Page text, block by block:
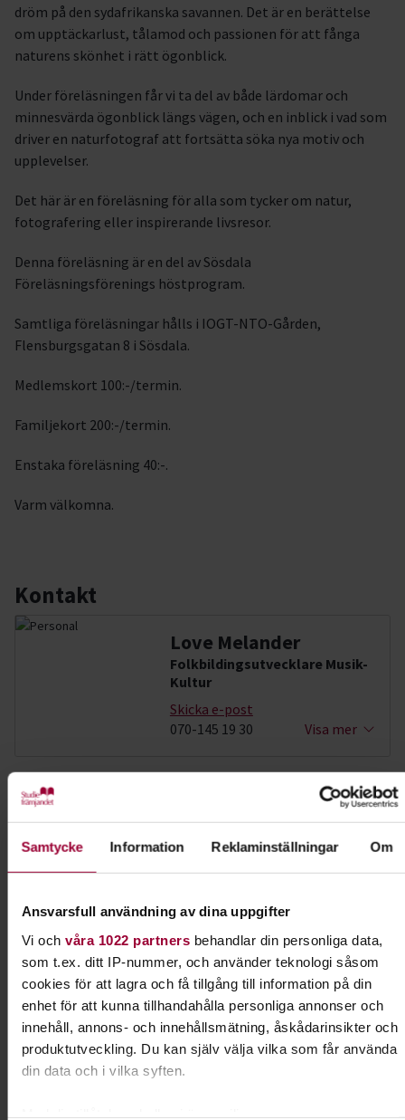
Samtycke Information Reklaminställningar Om
Ansvarsfull användning av dina uppgifter
Vi och våra 1022 partnersbehandlar din personliga data,
som t.ex. ditt IP-nummer, och använder teknologi såsom
cookies för att lagra och få tillgång till information på din
enhet för att kunna tillhandahålla personliga annonser och
innehåll, annons- och innehållsmätning, åskådarinsikter och
produktutveckling. Du kan själv välja vilka som får använda
din data och i vilka syften.
dröm på den sydafrikanska savannen. Det är en berättelse
om upptäckarlust, tålamod och passionen för att fånga
naturens skönhet i rätt ögonblick.
Under föreläsningen får vi ta del av både lärdomar och
minnesvärda ögonblick längs vägen, och en inblick i vad som
driver en naturfotograf att fortsätta söka nya motiv och
upplevelser.
Det här är en föreläsning för alla som tycker om natur,
fotografering eller inspirerande livsresor.
Denna föreläsning är en del av Sösdala
Föreläsningsförenings höstprogram.
Samtliga föreläsningar hålls i IOGT-NTO-Gården,
Flensburgsgatan 8 i Sösdala.
Medlemskort 100:-/termin.
Familjekort 200:-/termin.
Enstaka föreläsning 40:-.
Varm välkomna.
Kontakt
Love Melander
Folkbildingsutvecklare Musik-
Kultur
Skicka e-post
070-145 19 30
Visa mer
Dela: E-mail
Frilufts- och vildmarksliv är riktigt härligt.
Naturen ger oss många val. Hos oss kan du åka
långfärdsskridskor, paddla kajak eller göra
inspirerande vandringar.
Läs mer om ämnet
Liknande kurser inomFriluftslivi